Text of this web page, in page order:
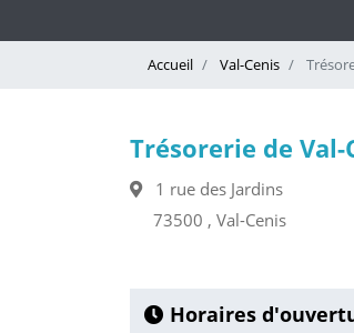
Accueil Val-Cenis
Trésorerie de Val-
1 rue des Jardins
73500 , Val-Cenis
Horaires